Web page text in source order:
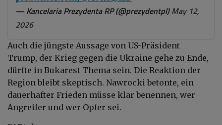
— Kancelaria Prezydenta RP (@prezydentpl)May 12,
2026
Auch die jüngste Aussage von US-Präsident
Trump, der Krieg gegen die Ukraine gehe zu Ende,
dürfte in Bukarest Thema sein. Die Reaktion der
Region bleibt skeptisch. Nawrocki betonte, ein
dauerhafter Frieden müsse klar benennen, wer
Angreifer und wer Opfer sei.